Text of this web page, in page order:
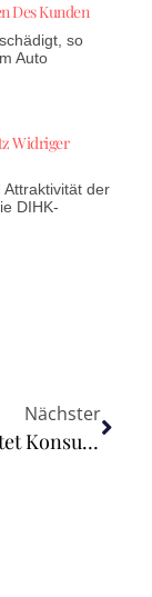
Des Kunden
so
Auto
Widriger
der
DIHK-
Nächster
AMLA startet Konsultation zu einheitlichen Verdachtsmeldeformaten